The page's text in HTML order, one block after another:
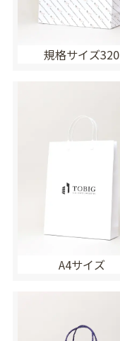
規格サイズ320
A4サイズ